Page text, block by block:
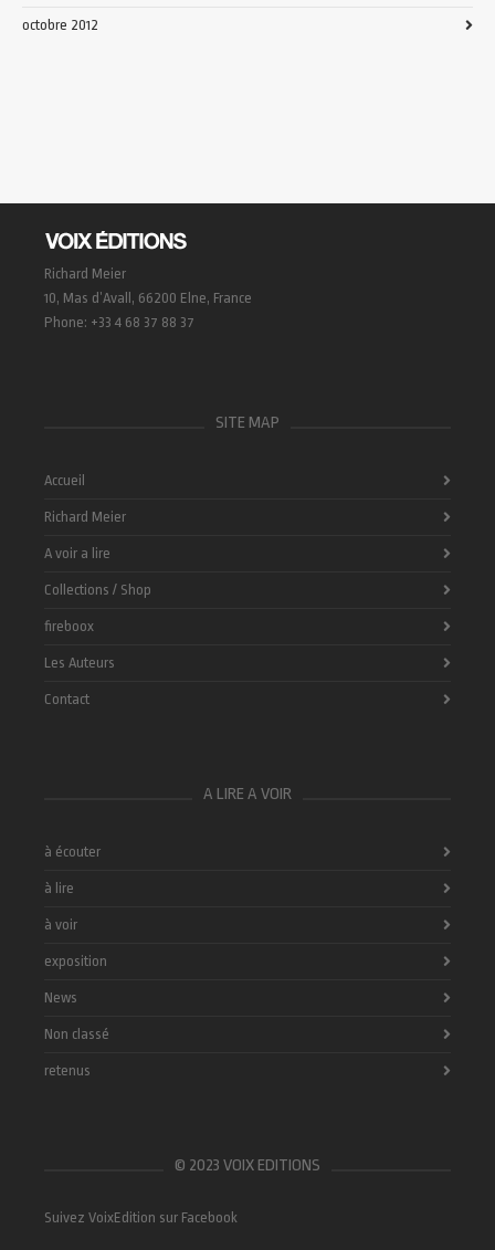
octobre 2012
Richard Meier
10, Mas d’Avall, 66200 Elne, France
Phone: +33 4 68 37 88 37
SITE MAP
Accueil
Richard Meier
A voir a lire
Collections / Shop
fireboox
Les Auteurs
Contact
A LIRE A VOIR
à écouter
à lire
à voir
exposition
News
Non classé
retenus
© 2023 VOIX EDITIONS
Suivez VoixEdition sur Facebook